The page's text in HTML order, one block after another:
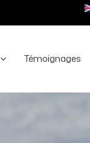
Témoignages